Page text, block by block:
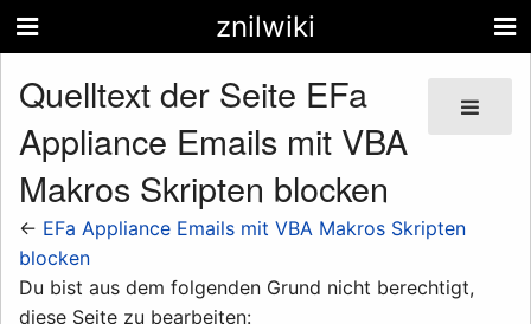
znilwiki
Quelltext der Seite EFa
Appliance Emails mit VBA
Makros Skripten blocken
← EFa Appliance Emails mit VBA Makros Skripten
blocken
Du bist aus dem folgenden Grund nicht berechtigt,
diese Seite zu bearbeiten: